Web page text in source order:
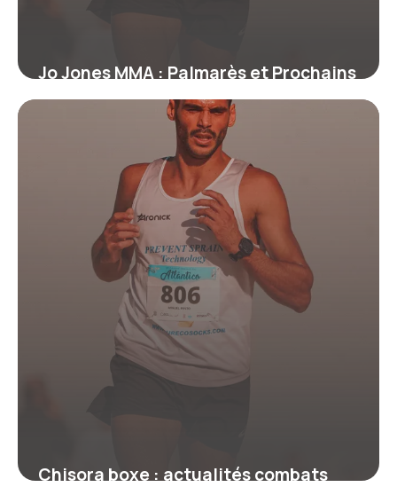
Jo Jones MMA : Palmarès et Prochains
Combats
Chisora boxe : actualités combats